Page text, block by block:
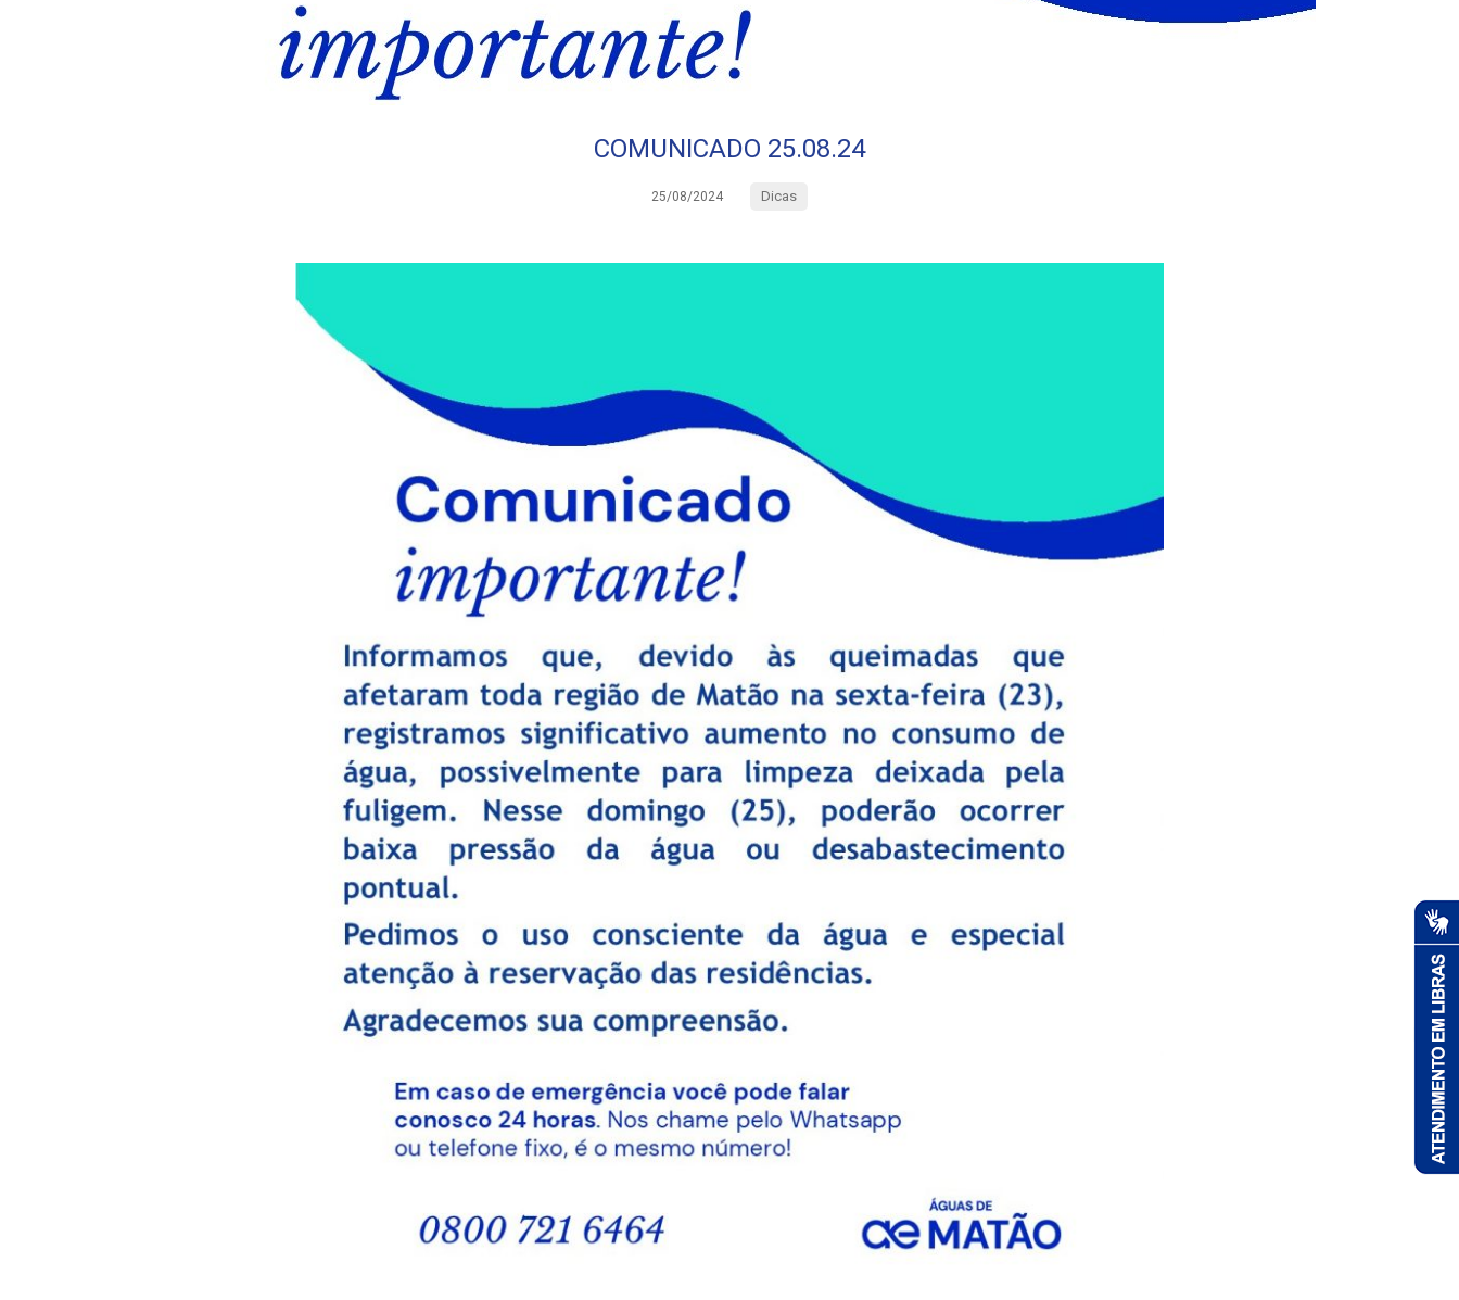
COMUNICADO 25.08.24
25/08/2024 Dicas